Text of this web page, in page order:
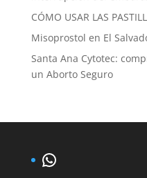
CÓMO USAR LAS
Misoprostol en El
Santa Ana Cytotec:
un Aborto Seguro
WhatsApp